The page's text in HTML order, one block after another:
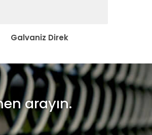
Galvaniz Direk
arayın.